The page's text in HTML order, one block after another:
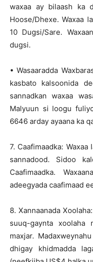
waxaa ay bilaash ka
Hoose/Dhexe. Waxaa
10 Dugsi/Sare.
dugsi.
• Wasaaradda
kasbato kalsoonida
sannadkan waxaa
Malyuun si loogu
6646 arday ayaana ka
7. Caafimaadka:
sannadood. Sidoo
Caafimaadka.
adeegyada caafimaad
8. Xannaanada
suuq-gaynta
maxjar.
dhigay khidmadda